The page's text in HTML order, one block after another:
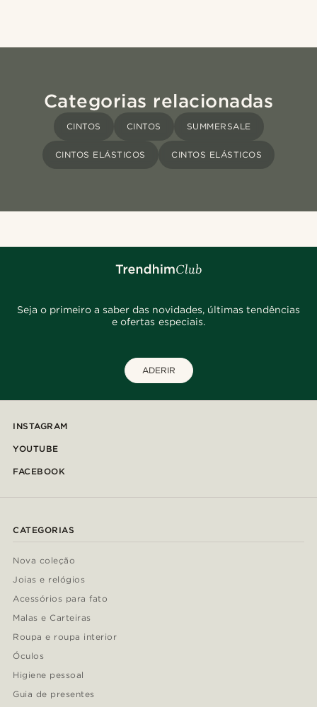
Categorias relacionadas
CINTOS CINTOS SUMMERSALE
CINTOS ELÁSTICOS CINTOS ELÁSTICOS
Seja o primeiro a saber das novidades, últimas tendências
e ofertas especiais.
ADERIR
INSTAGRAM
YOUTUBE
FACEBOOK
CATEGORIAS
Nova coleção
Joias e relógios
Acessórios para fato
Malas e Carteiras
Roupa e roupa interior
Óculos
Higiene pessoal
Guia de presentes